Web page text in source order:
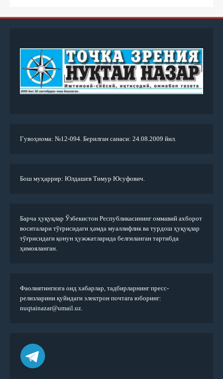
Гувоҳнома: №12-094. Берилган санаси: 24.08.2009 йил.
Бош муҳаррир: Юлдашев Тимур Юсуфович.
Барча ҳуқуқлар Ўзбекистон Республикасининг оммавий ахборот
воситалари тўғрисидаги ҳамда муаллифлик ва турдош ҳуқуқлар
тўғрисидаги қонун ҳужжатларида белгиланган тартибда
ҳимояланган.
Фаолиятингизга оид хабарлар, тадбирларнинг пресс-
релизларини қуйидаги электрон почтага юборинг:
nuqtainazar@umail.uz.